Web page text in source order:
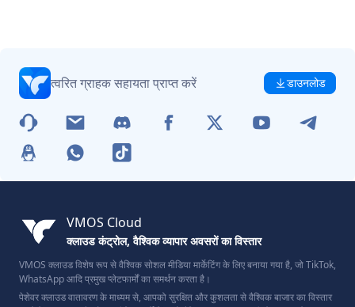
त्वरित ग्राहक सहायता प्राप्त करें डाउनलोड
VMOS Cloud
क्लाउड कंट्रोल, वैश्विक व्यापार अवसरों का विस्तार
VMOS क्लाउड विशेष रूप से वैश्विक सोशल मीडिया मार्केटिंग के लिए बनाया गया है, जो TikTok,
WhatsApp आदि प्रमुख प्लेटफार्मों का समर्थन करता है।
पेशेवर क्लाउड वातावरण के माध्यम से, आपको सुरक्षित और कुशलता से वैश्विक बाजार का विस्तार